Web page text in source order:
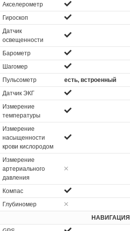
Акселерометр
Гироскоп
Датчик
освещенности
Барометр
Шагомер
Пульсометр
есть, встроенный
Датчик ЭКГ
Измерение
температуры
Измерение
насыщенности
крови кислородом
Измерение
артериального
давления
Компас
Глубиномер
НАВИГАЦИЯ